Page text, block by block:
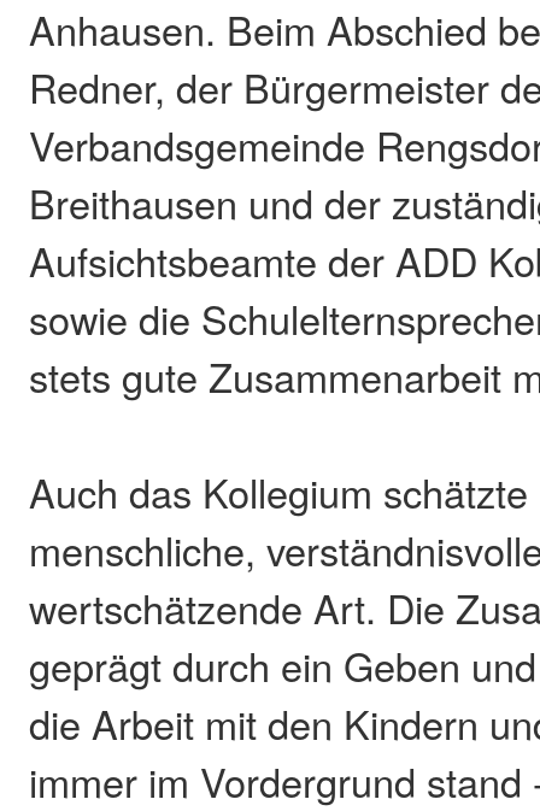
Anhausen. Beim Abschied
Redner, der Bürgermeister
Verbandsgemeinde
Breithausen und der
Aufsichtsbeamte der ADD
sowie die
stets gute Zusammenarbeit
Auch das Kollegium
menschliche,
wertschätzende Art. Die
geprägt durch ein Geben
die Arbeit mit den Kindern
immer im Vordergrund